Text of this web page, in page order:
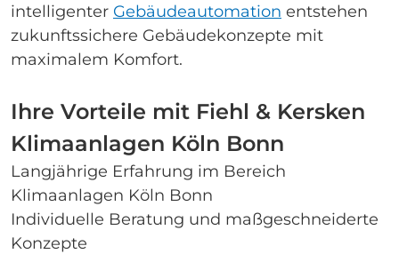
intelligenter Gebäudeautomation entstehen
zukunftssichere Gebäudekonzepte mit
maximalem Komfort.
Ihre Vorteile mit Fiehl & Kersken
Klimaanlagen Köln Bonn
Langjährige Erfahrung im Bereich
Klimaanlagen Köln Bonn
Individuelle Beratung und maßgeschneiderte
Konzepte